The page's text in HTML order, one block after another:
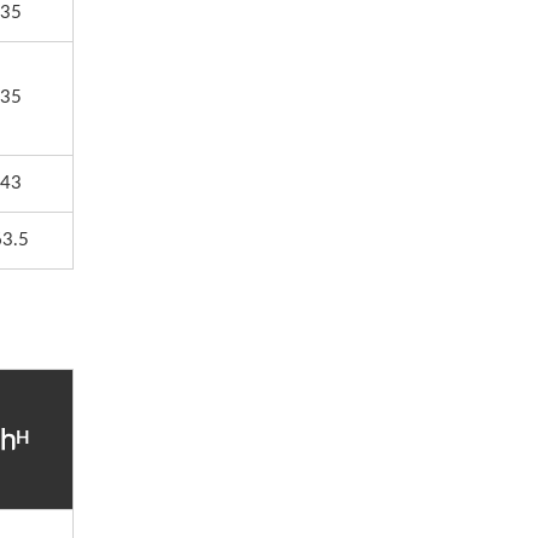
35
35
43
H